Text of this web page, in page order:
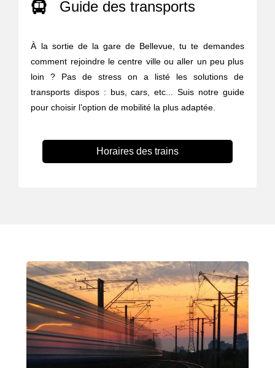
Guide des transports
À la sortie de la gare de Bellevue, tu te demandes
comment rejoindre le centre ville ou aller un peu plus
loin ? Pas de stress on a listé les solutions de
transports dispos : bus, cars, etc... Suis notre guide
pour choisir l’option de mobilité la plus adaptée.
Horaires des trains